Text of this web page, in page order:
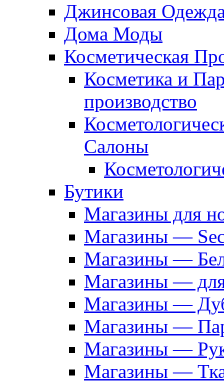
Джинсовая
Дома Моды
Косметическая
Косметика и
производство
Салоны
Бутики
Магазины для
Магазины —
Магазины —
Магазины —
Магазины —
Магазины —
Магазины —
Магазины —